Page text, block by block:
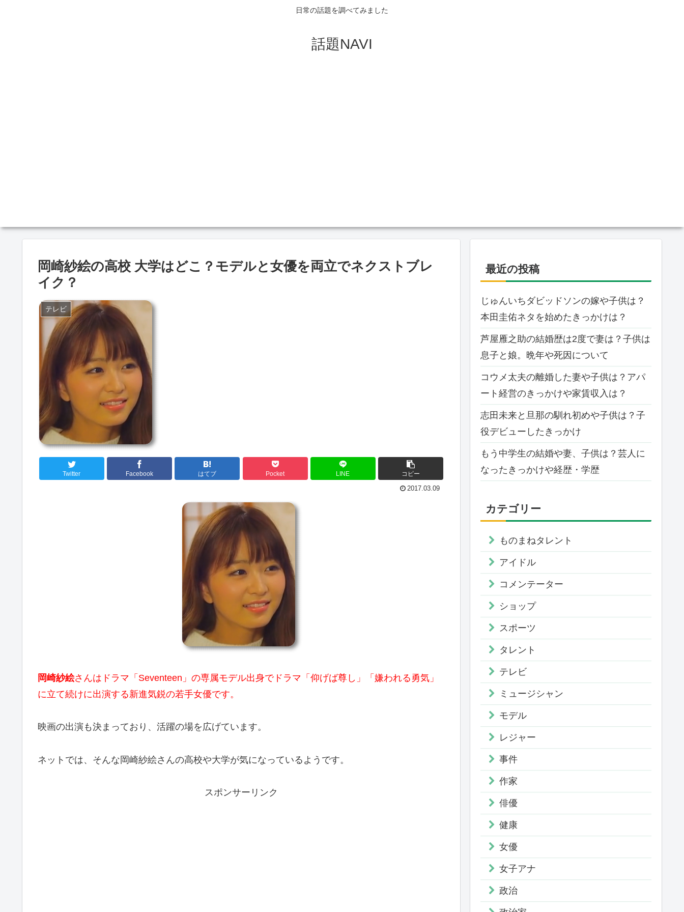
日常の話題を調べてみました
話題NAVI
岡崎紗絵の高校 大学はどこ？モデルと女優を両立でネクストブレ
イク？
テレビ
Twitter Facebook はてブ Pocket LINE コピー
2017.03.09
岡崎紗絵さんはドラマ「Seventeen」の専属モデル出身でドラマ「仰げば尊し」「嫌われる勇気」
に立て続けに出演する新進気鋭の若手女優です。
映画の出演も決まっており、活躍の場を広げています。
ネットでは、そんな岡崎紗絵さんの高校や大学が気になっているようです。
スポンサーリンク
最近の投稿
じゅんいちダビッドソンの嫁や子供は？
本田圭佑ネタを始めたきっかけは？
芦屋雁之助の結婚歴は2度で妻は？子供は
息子と娘。晩年や死因について
コウメ太夫の離婚した妻や子供は？アパ
ート経営のきっかけや家賃収入は？
志田未来と旦那の馴れ初めや子供は？子
役デビューしたきっかけ
もう中学生の結婚や妻、子供は？芸人に
なったきっかけや経歴・学歴
カテゴリー
ものまねタレント
アイドル
コメンテーター
ショップ
スポーツ
タレント
テレビ
ミュージシャン
モデル
レジャー
事件
作家
俳優
健康
女優
女子アナ
政治